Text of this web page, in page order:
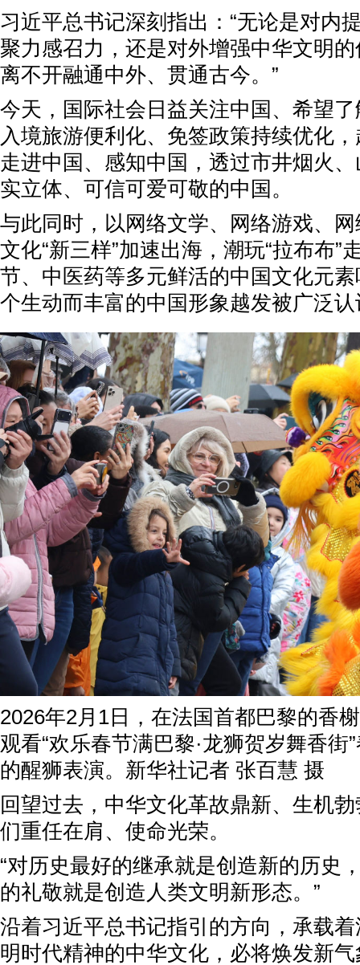
习近平总书记深刻指出：“无论是对内
聚力感召力，还是对外增强中华文明
离不开融通中外、贯通古今。”
今天，国际社会日益关注中国、希望
入境旅游便利化、免签政策持续优化
走进中国、感知中国，透过市井烟火
实立体、可信可爱可敬的中国。
与此同时，以网络文学、网络游戏、
文化“新三样”加速出海，潮玩“拉布布”
节、中医药等多元鲜活的中国文化元
个生动而丰富的中国形象越发被广泛
2026年2月1日，在法国首都巴黎的香
观看“欢乐春节满巴黎·龙狮贺岁舞香街
的醒狮表演。新华社记者 张百慧 摄
回望过去，中华文化革故鼎新、生机
们重任在肩、使命光荣。
“对历史最好的继承就是创造新的历史
的礼敬就是创造人类文明新形态。”
沿着习近平总书记指引的方向，承载
明时代精神的中华文化，必将焕发新